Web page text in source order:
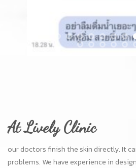
At Lively Clinic
our doctors finish the skin directly. It
problems. We have experience in